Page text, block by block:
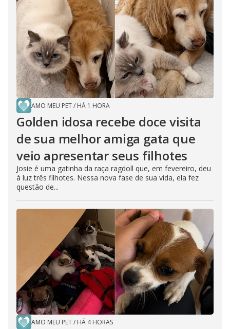
i
d
e
o
AMO MEU PET/ HÁ 1 HORA
Golden idosa recebe doce visita
de sua melhor amiga gata que
veio apresentar seus filhotes
Josie é uma gatinha da raça ragdoll que, em fevereiro, deu
à luz três filhotes. Nessa nova fase de sua vida, ela fez
questão de...
AMO MEU PET/ HÁ 4 HORAS